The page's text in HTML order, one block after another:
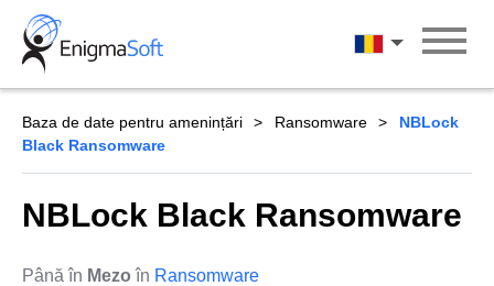
Skip
content
Română
Baza de date pentru amenințări Ransomware
NBLock
Black Ransomware
NBLock Black Ransomware
Până în Mezo în Ransomware